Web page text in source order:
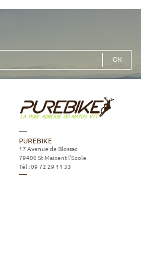
PUREBIKE
17 Avenue de Blossac
79400 St Maixent l'Ecole
Tél :09 72 29 11 33